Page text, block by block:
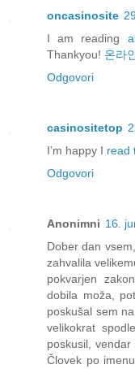
oncasinosite
I am reading
Thankyou! 온라
Odgovori
casinositetop
I’m happy I read
Odgovori
Anonimni 16.
Dober dan
zahvalila
pokvarjen
dobila moža,
poskušal sem
velikokrat
poskusil,
Človek po